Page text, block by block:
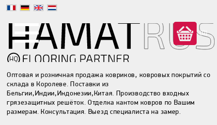
Оптовая и розничная продажа ковриков, ковровых покрытий со
склада в Королеве. Поставки из
Бельгии,Индии,Индонезии,Китая. Производство входных
грязезащитных решёток. Отделка кантом ковров по Вашим
размерам. Консультация. Выезд специалиста на замер.
(0)